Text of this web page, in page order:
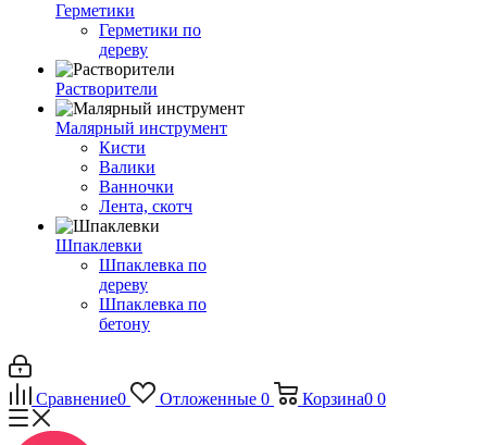
Герметики
Герметики по
дереву
Растворители
Малярный инструмент
Кисти
Валики
Ванночки
Лента, скотч
Шпаклевки
Шпаклевка по
дереву
Шпаклевка по
бетону
Сравнение0 Отложенные 0 Корзина0 0